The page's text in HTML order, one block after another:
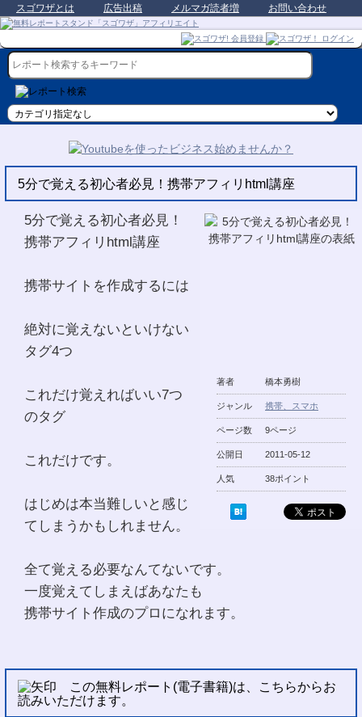
スゴワザとは 広告出稿 メルマガ読者増 お問い合わせ
5分で覚える初心者必見！携帯アフィリhtml講座
著者 橋本勇樹
ジャンル 携帯、スマホ
ページ数 9ページ
公開日 2011-05-12
人気 38ポイント
5分で覚える初心者必見！
携帯アフィリhtml講座
携帯サイトを作成するには
絶対に覚えないといけない
タグ4つ
これだけ覚えればいい7つ
のタグ
これだけです。
はじめは本当難しいと感じ
てしまうかもしれません。
全て覚える必要なんてないです。
一度覚えてしまえばあなたも
携帯サイト作成のプロになれます。
この無料レポート(電子書籍)は、こちらからお
読みいただけます。